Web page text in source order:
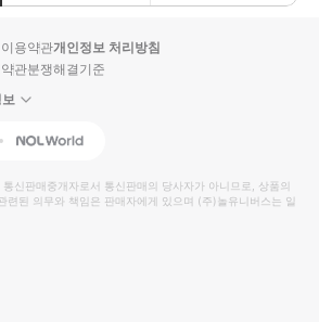
용약관개인정보 처리방침
관분쟁해결기준
Interpark Global
통신판매중개자로서 통신판매의 당사자가 아니므로, 상품의
련된 의무와 책임은 판매자에게 있으며 (주)놀유니버스는 일